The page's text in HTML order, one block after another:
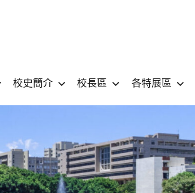
校史簡介 校長區 各特展區